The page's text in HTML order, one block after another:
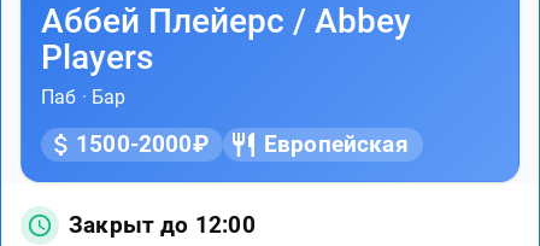
Аббей Плейерс / Abbey
Players
Паб · Бар
1500-2000₽ Европейская
Закрыт до 12:00